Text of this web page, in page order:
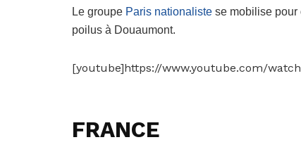
Le groupe Paris nationaliste se mobilise pour
poilus à Douaumont.
[youtube]https://www.youtube.com/
FRANCE